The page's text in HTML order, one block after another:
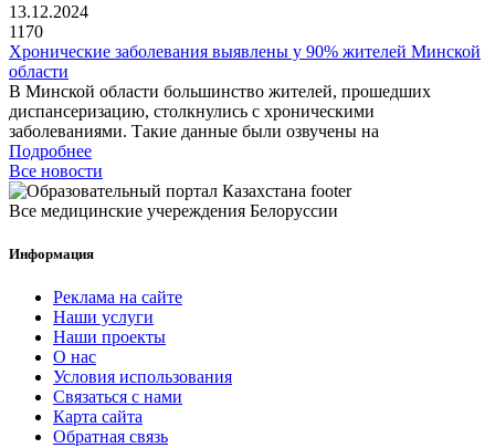
13.12.2024
1170
Хронические заболевания выявлены у 90% жителей Минской
области
В Минской области большинство жителей, прошедших
диспансеризацию, столкнулись с хроническими
заболеваниями. Такие данные были озвучены на
Подробнее
Все новости
Все медицинские учереждения Белоруссии
Информация
Реклама на сайте
Наши услуги
Наши проекты
О нас
Условия использования
Связаться с нами
Карта сайта
Обратная связь